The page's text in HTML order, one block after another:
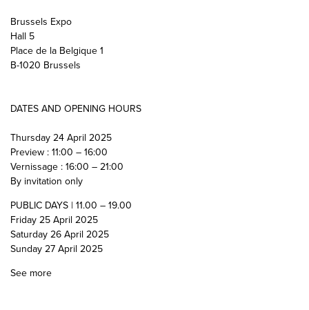
Brussels Expo
Hall 5
Place de la Belgique 1
B-1020 Brussels
DATES AND OPENING HOURS
Thursday 24 April 2025
Preview : 11:00 – 16:00
Vernissage : 16:00 – 21:00
By invitation only
PUBLIC DAYS | 11.00 – 19.00
Friday 25 April 2025
Saturday 26 April 2025
Sunday 27 April 2025
See more